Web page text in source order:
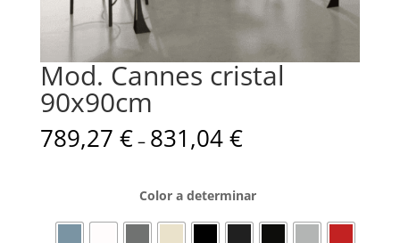
Mod. Cannes cristal
90x90cm
789,27 € – 831,04€
Color a determinar